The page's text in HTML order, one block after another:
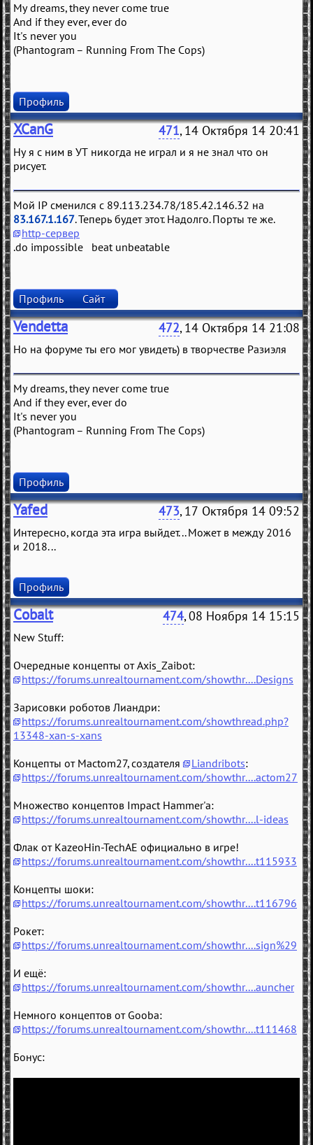
My dreams, they never come true
And if they ever, ever do
It's never you
(Phantogram – Running From The Cops)
Профиль
XCanG 471, 14 Октября 14 20:41
Ну я с ним в УТ никогда не играл и я не знал что он
рисует.
Мой IP сменился с 89.113.234.78/185.42.146.32 на
83.167.1.167. Теперь будет этот. Надолго. Порты те же.
http-сервер
.do impossible beat unbeatable
Профиль Сайт
Vendetta 472, 14 Октября 14 21:08
Но на форуме ты его мог увидеть) в творчестве Разиэля
My dreams, they never come true
And if they ever, ever do
It's never you
(Phantogram – Running From The Cops)
Профиль
Yafed 473, 17 Октября 14 09:52
Интересно, когда эта игра выйдет... Может в между 2016
и 2018...
Профиль
Cobalt 474, 08 Ноября 14 15:15
New Stuff:
Очередные концепты от Axis_Zaibot:
https://forums.unrealtournament.com/showthr....Designs
Зарисовки роботов Лиандри:
https://forums.unrealtournament.com/showthread.php?
13348-xan-s-xans
Концепты от Mactom27, создателя
Liandribots:
https://forums.unrealtournament.com/showthr....actom27
Множество концептов Impact Hammer'а:
https://forums.unrealtournament.com/showthr....l-ideas
Флак от KazeoHin-TechAE официально в игре!
https://forums.unrealtournament.com/showthr....t115933
Концепты шоки:
https://forums.unrealtournament.com/showthr....t116796
Рокет:
https://forums.unrealtournament.com/showthr....sign%29
И ещё:
https://forums.unrealtournament.com/showthr....auncher
Немного концептов от Gooba:
https://forums.unrealtournament.com/showthr....t111468
Бонус: